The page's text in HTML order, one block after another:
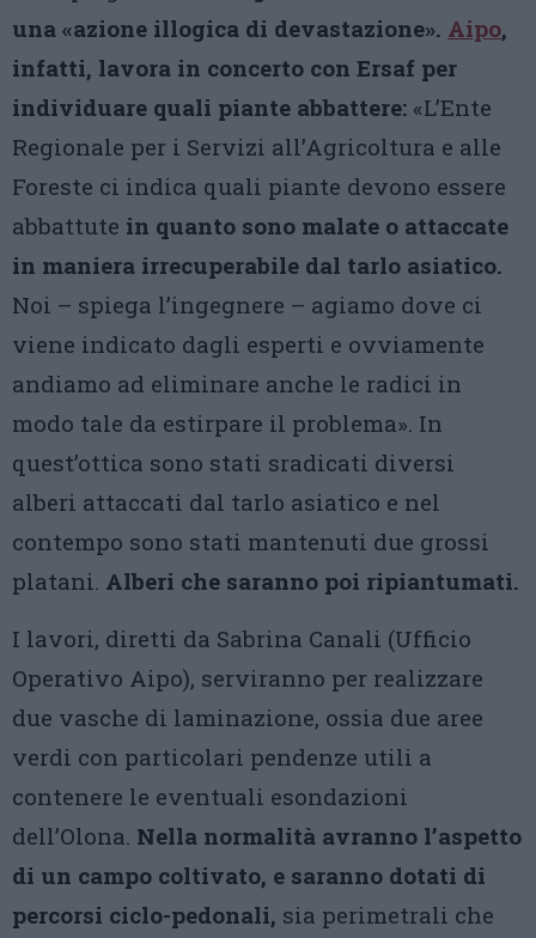
una «azione illogica di devastazione». Aipo,
infatti, lavora in concerto con Ersaf per
individuare quali piante abbattere: «L’Ente
Regionale per i Servizi all’Agricoltura e alle
Foreste ci indica quali piante devono essere
abbattute in quanto sono malate o attaccate
in maniera irrecuperabile dal tarlo asiatico.
Noi – spiega l’ingegnere – agiamo dove ci
viene indicato dagli esperti e ovviamente
andiamo ad eliminare anche le radici in
modo tale da estirpare il problema». In
quest’ottica sono stati sradicati diversi
alberi attaccati dal tarlo asiatico e nel
contempo sono stati mantenuti due grossi
platani. Alberi che saranno poi ripiantumati.
I lavori, diretti da Sabrina Canali (Ufficio
Operativo Aipo), serviranno per realizzare
due vasche di laminazione, ossia due aree
verdi con particolari pendenze utili a
contenere le eventuali esondazioni
dell’Olona. Nella normalità avranno l’aspetto
di un campo coltivato, e saranno dotati di
percorsi ciclo-pedonali, sia perimetrali che